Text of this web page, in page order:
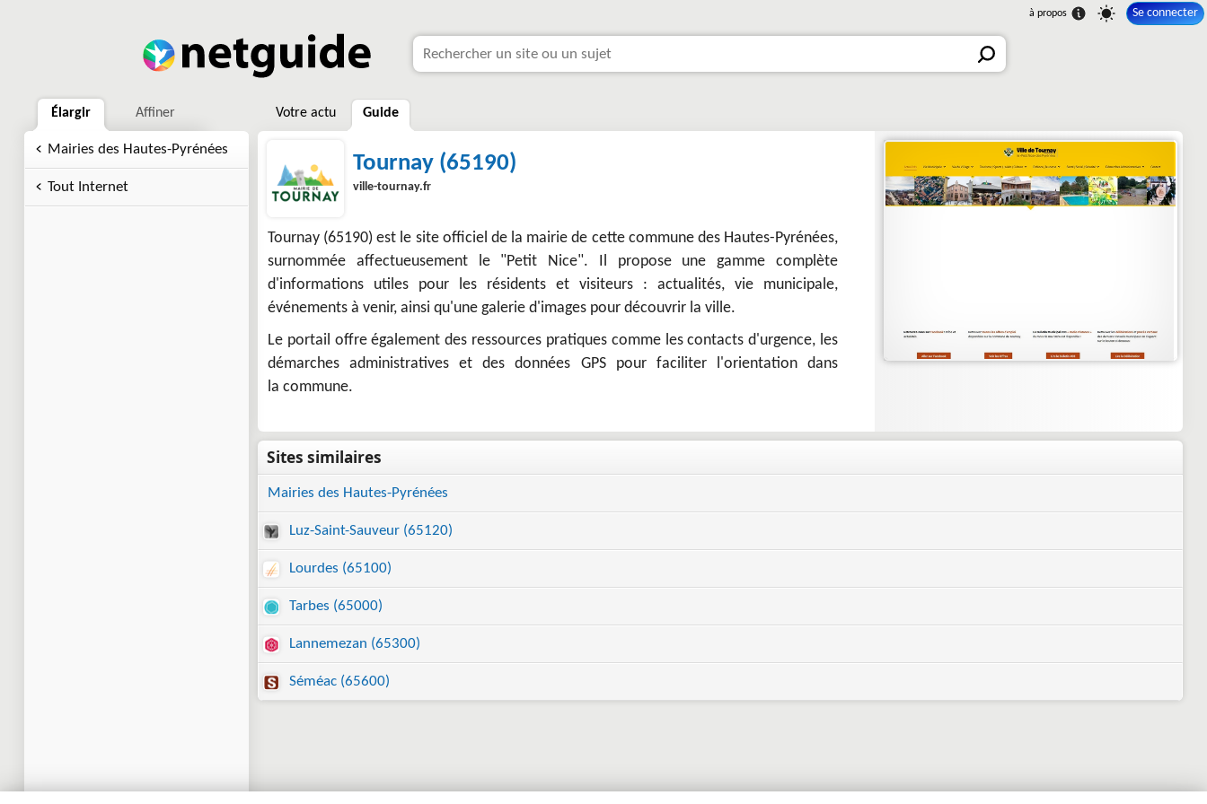
Se connecter
Élargir Affiner
Mairies des Hautes-Pyrénées
Tout Internet
Votre actu Guide
Tournay (65190)
ville-tournay.fr
Tournay (65190) est le site officiel de la mairie de cette commune des Hautes-Pyrénées,
surnommée affectueusement le "Petit Nice". Il propose une gamme complète
d'informations utiles pour les résidents et visiteurs : actualités, vie municipale,
événements à venir, ainsi qu'une galerie d'images pour découvrir la ville.
Le portail offre également des ressources pratiques comme les contacts d'urgence, les
démarches administratives et des données GPS pour faciliter l'orientation dans
la commune.
Mairies des Hautes-Pyrénées
Luz-Saint-Sauveur (65120)
Lourdes (65100)
Tarbes (65000)
Lannemezan (65300)
Séméac (65600)